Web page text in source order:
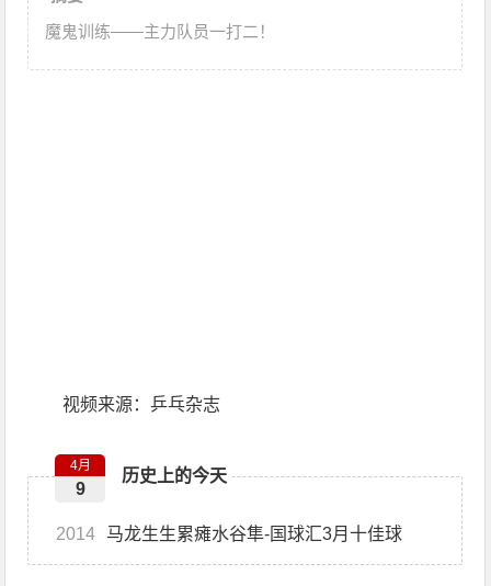
魔鬼训练——主力队员一打二！
视频来源：乒乓杂志
历史上的今天
4月
9
2014 马龙生生累瘫水谷隼-国球汇3月十佳球